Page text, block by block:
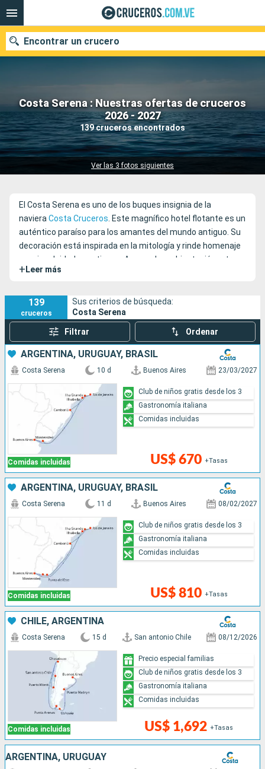
Costa Serena : Nuestras ofertas de cruceros
2026 - 2027
139 cruceros encontrados
Ver las 3 fotos siguientes
Encontrar un crucero
Nuestros destinos
Fecha de salida
El Costa Serena es uno de los buques insignia de la
navieraCosta Cruceros. Este magnífico hotel flotante es un
auténtico paraíso para los amantes del mundo antiguo. Su
decoración está inspirada en la mitología y rinde homenaje
a varias deidades antiguas. Aunque la ambientación retro
invita a viajar en el tiempo, el confort y la seguridad del
vanguardia que posee.
+ Leer más
139
cruceros
Sus criterios de búsqueda:
Costa Serena
Filtrar Ordenar
ARGENTINA, URUGUAY, BRASIL
Comidas incluidas
Costa Serena 10 d Buenos Aires 23/03/2027
US$ 670 +Tasas
Club de niños gratis desde los 3
Gastronomía italiana
Comidas incluidas
ARGENTINA, URUGUAY, BRASIL
Comidas incluidas
Costa Serena 11 d Buenos Aires 08/02/2027
US$ 810 +Tasas
Club de niños gratis desde los 3
Gastronomía italiana
Comidas incluidas
CHILE, ARGENTINA
Comidas incluidas
Costa Serena 15 d San antonio Chile 08/12/2026
US$ 1,692 +Tasas
Precio especial familias
Club de niños gratis desde los 3
Gastronomía italiana
Comidas incluidas
ARGENTINA, URUGUAY